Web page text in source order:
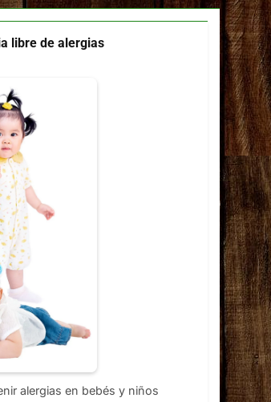
libre de alergias
alergias en bebés y niños